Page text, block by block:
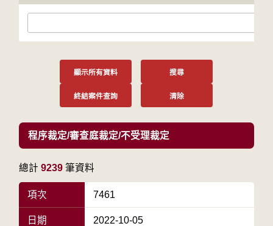
顯示所有資料 搜尋
終結案件查詢 清除
程序裁定/審查庭裁定/不受理裁定
總計 9239 筆資料
項次 7461
日期 2022-10-05